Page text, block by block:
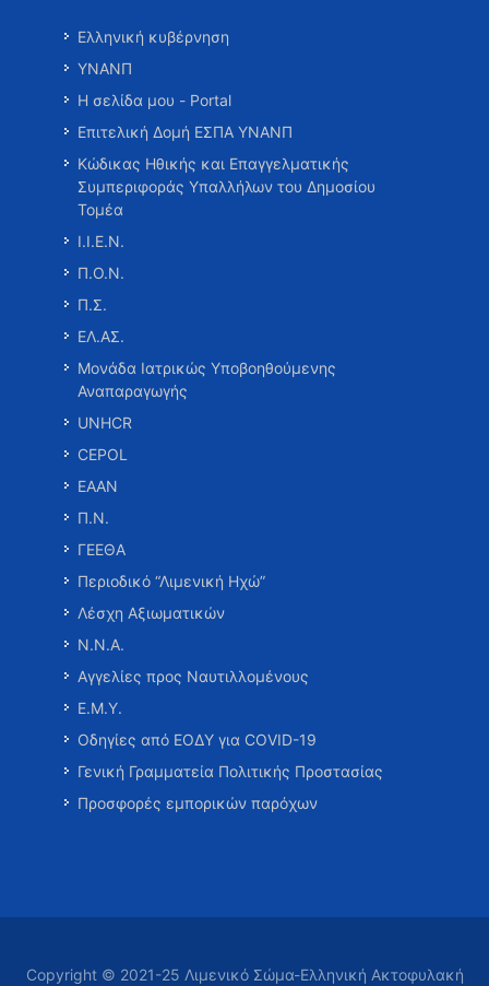
Ελληνική κυβέρνηση
ΥΝΑΝΠ
Η σελίδα μου - Portal
Επιτελική Δομή ΕΣΠΑ ΥΝΑΝΠ
Κώδικας Ηθικής και Επαγγελματικής
Συμπεριφοράς Υπαλλήλων του Δημοσίου
Τομέα
Ι.Ι.Ε.Ν.
Π.Ο.Ν.
Π.Σ.
ΕΛ.ΑΣ.
Μονάδα Ιατρικώς Υποβοηθούμενης
Αναπαραγωγής
UNHCR
CEPOL
ΕΑΑΝ
Π.Ν.
ΓΕΕΘΑ
Περιοδικό “Λιμενική Ηχώ”
Λέσχη Αξιωματικών
Ν.Ν.Α.
Αγγελίες προς Ναυτιλλομένους
Ε.Μ.Υ.
Οδηγίες από ΕΟΔΥ για COVID-19
Γενική Γραμματεία Πολιτικής Προστασίας
Προσφορές εμπορικών παρόχων
Copyright © 2021-25 Λιμενικό Σώμα-Ελληνική Ακτοφυλακή